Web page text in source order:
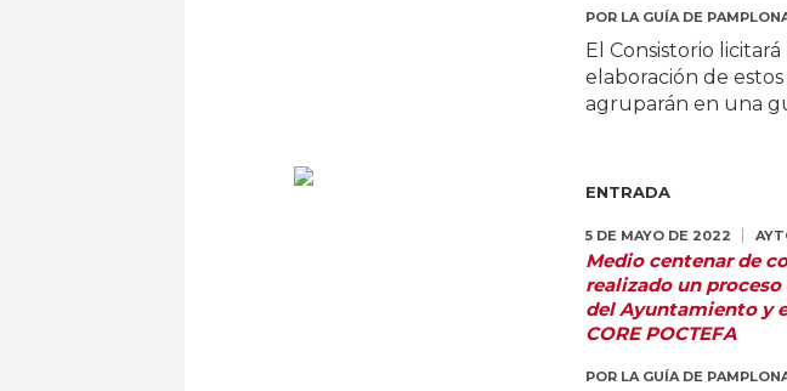
POR LA GUÍA DE
El Consistorio
elaboración de
agruparán en una
ENTRADA
5 DE MAYO DE 2022
Medio centenar de
realizado un
del Ayuntamiento y
CORE POCTEFA
POR LA GUÍA DE